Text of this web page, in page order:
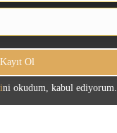
ni okudum, kabul ediyorum.